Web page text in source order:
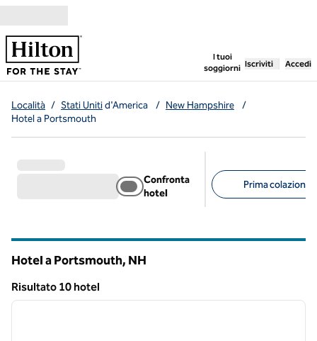
I tuoi
soggiorni
, apre una
Iscriviti Accedi
Località / Stati Unitid'America / New Hampshire
/
Hotel a Portsmouth
Confronta
hotel
Prima colazione
Hotel a Portsmouth, NH
Risultato 10 hotel
Risultato 10 hotel
1 di 12